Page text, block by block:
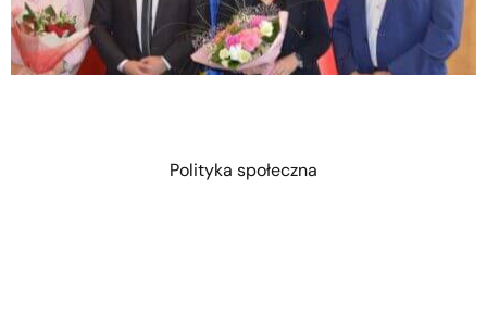
Polityka społeczna